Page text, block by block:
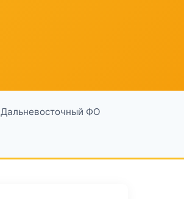
Дальневосточный ФО